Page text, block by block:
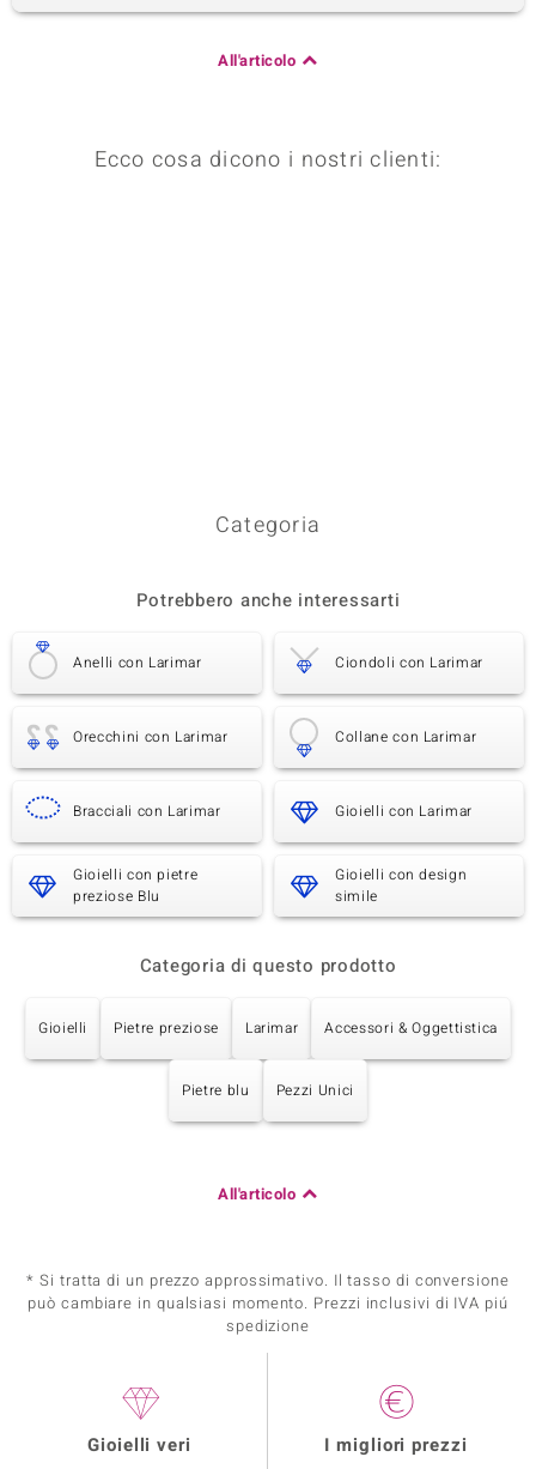
All'articolo
Ecco cosa dicono i nostri clienti:
Categoria
Potrebbero anche interessarti
Anelli con Larimar Ciondoli con Larimar
Orecchini con Larimar Collane con Larimar
Bracciali con Larimar Gioielli con Larimar
Gioielli con pietre
preziose Blu
Gioielli con design
simile
Categoria di questo prodotto
Gioielli Pietre preziose Larimar Accessori & Oggettistica
Pietre blu Pezzi Unici
All'articolo
* Si tratta di un prezzo approssimativo. Il tasso di conversione
può cambiare in qualsiasi momento. Prezzi inclusivi di IVA piú
spedizione
Gioielli veri I migliori prezzi